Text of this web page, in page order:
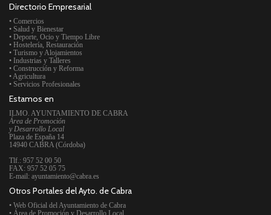
Directorio Empresarial
• Comercios
• Salud y Bienestar
• Deporte, Ocio y Tiempo Libre
• Hostelería, Restauración
• Turismo y Alojamientos
• Industrias y Talleres
• Construcción y Reforma
• Agricultura
• Servicios Profesionales
Estamos en
ILMO. AYUNTAMIENTO DE CABRA
Área de Promoción
y Desarrollo Local
Plaza de España 14
14940 CABRA (Córdoba)
Tlf.: 957 52 00 50
FAX: 957 52 05 75
E-mail: ayuntamiento@cabra.es
Otros Portales del Ayto. de Cabra
• Web Oficial del Ayuntamiento de Cabra
• Área de Promoción y Desarrollo Local